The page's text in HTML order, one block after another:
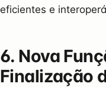
eficientes e
6. Nova
Finalização